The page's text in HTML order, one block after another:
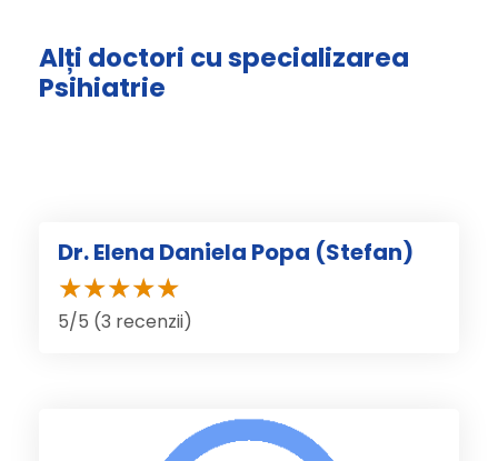
Alți doctori cu specializarea
Psihiatrie
Dr. Elena Daniela Popa (Stefan)
5/5 (3 recenzii)